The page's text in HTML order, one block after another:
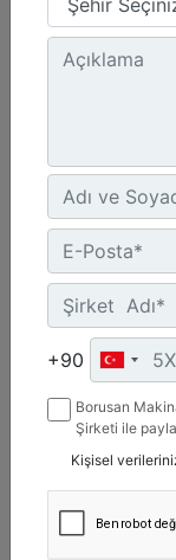
48
+90
Borusan
Şirketi ile
mesaj
Kişisel